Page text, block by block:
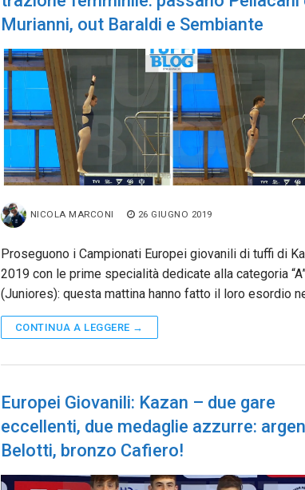
Murianni, out Baraldi e Sembiante
NICOLA MARCONI 26 GIUGNO 2019
Proseguono i Campionati Europei giovanili di tuffi di
2019 con le prime specialità dedicate alla categoria
(Juniores): questa mattina hanno fatto il loro esordio
CONTINUA A LEGGERE →
Europei Giovanili: Kazan – due gare
eccellenti, due medaglie azzurre:
Belotti, bronzo Cafiero!